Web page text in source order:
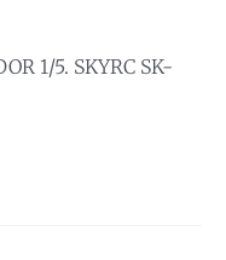
1/5. SKYRC SK-